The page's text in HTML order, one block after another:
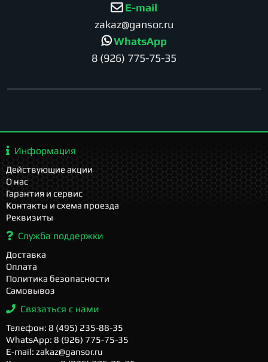
E-mail
zakaz@gansor.ru
WhatsApp
8 (926) 775-75-35
Информация
Действующие акции
О нас
Гарантия и сервис
Контакты и схема проезда
Реквизиты
Служба поддержки
Доставка
Оплата
Политика безопасности
Самовывоз
Связаться с нами
Телефон: 8 (495) 235-88-35
WhatsApp: 8 (926) 775-75-35
E-mail: zakaz@gansor.ru